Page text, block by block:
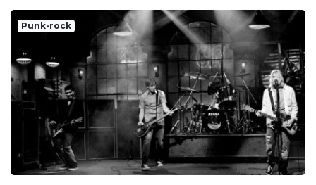
Punk-rock